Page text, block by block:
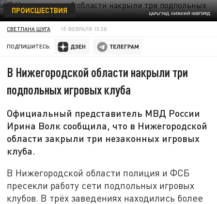
ЦАРЬГРАД. НИЖНИЙ НОВГОРОД
ПРОИСШЕСТВИЯ
СВЕТЛАНА ШУГА 15 ФЕВРАЛЯ 15:38
ПОДПИШИТЕСЬ:
В Нижегородской области накрыли три
подпольных игровых клуба
Официальный представитель МВД России
Ирина Волк сообщила, что в Нижегородской
области закрыли три незаконных игровых
клуба.
В Нижегородской области полиция и ФСБ
пресекли работу сети подпольных игровых
клубов. В трёх заведениях находились более